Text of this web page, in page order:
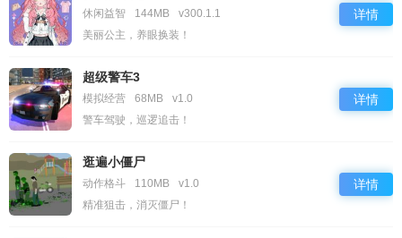
休闲益智 144MB
v300.1.1
美丽公主，养眼换装！
详情
超级警车3
模拟经营 68MB
v1.0
警车驾驶，巡逻追击！
详情
逛遍小僵尸
动作格斗 110MB
v1.0
精准狙击，消灭僵尸！
详情